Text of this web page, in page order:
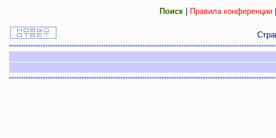
Поиск| Правила конференции|